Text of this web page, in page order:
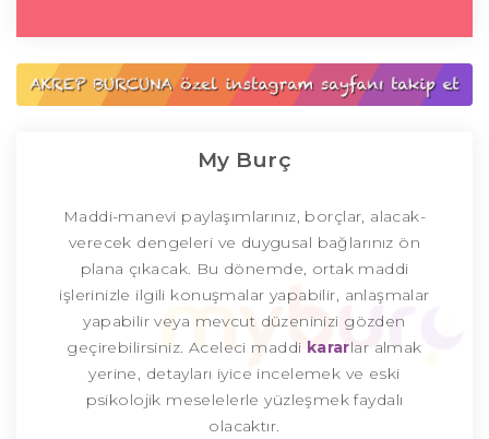
My Burç
Maddi-manevi paylaşımlarınız, borçlar, alacak-
verecek dengeleri ve duygusal bağlarınız ön
plana çıkacak. Bu dönemde, ortak maddi
işlerinizle ilgili konuşmalar yapabilir, anlaşmalar
yapabilir veya mevcut düzeninizi gözden
geçirebilirsiniz. Aceleci maddi kararlar almak
yerine, detayları iyice incelemek ve eski
psikolojik meselelerle yüzleşmek faydalı
olacaktır.